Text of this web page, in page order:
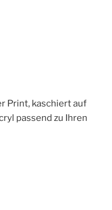
Print, kaschiert auf
passend zu Ihren